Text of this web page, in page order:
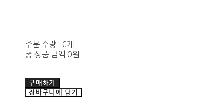
주문 수량
0개
총 상품 금액 0원
구매하기
장바구니에 담기